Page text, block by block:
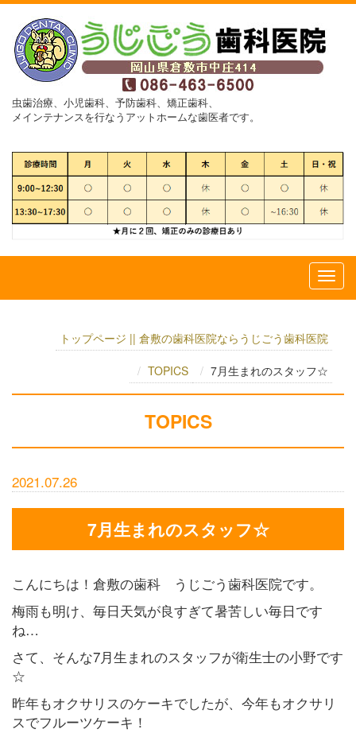
虫歯治療、小児歯科、予防歯科、矯正歯科、
メインテナンスを行なうアットホームな歯医者です。
トップページ || 倉敷の歯科医院ならうじごう歯科医院
TOPICS 7月生まれのスタッフ☆
TOPICS
2021.07.26
7月生まれのスタッフ☆
こんにちは！倉敷の歯科 うじごう歯科医院です。
梅雨も明け、毎日天気が良すぎて暑苦しい毎日です
ね…
さて、そんな7月生まれのスタッフが衛生士の小野です
☆
昨年もオクサリスのケーキでしたが、今年もオクサリ
スでフルーツケーキ！